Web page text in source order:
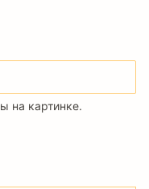
на картинке.